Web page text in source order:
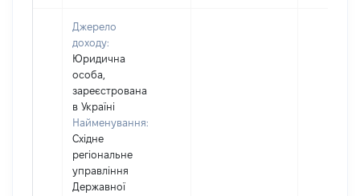
Джерело
доходу:
Юридична
особа,
зареєстрована
в Україні
Найменування:
Східне
регіональне
управління
Державної